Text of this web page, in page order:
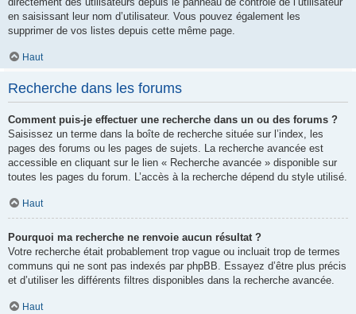
en saisissant leur nom d’utilisateur. Vous pouvez également les
supprimer de vos listes depuis cette même page.
Haut
Recherche dans les forums
Comment puis-je effectuer une recherche dans un ou des forums ?
Saisissez un terme dans la boîte de recherche située sur l’index, les
pages des forums ou les pages de sujets. La recherche avancée est
accessible en cliquant sur le lien « Recherche avancée » disponible sur
toutes les pages du forum. L’accès à la recherche dépend du style utilisé.
Haut
Pourquoi ma recherche ne renvoie aucun résultat ?
Votre recherche était probablement trop vague ou incluait trop de termes
communs qui ne sont pas indexés par phpBB. Essayez d’être plus précis
et d’utiliser les différents filtres disponibles dans la recherche avancée.
Haut